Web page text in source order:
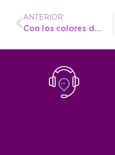
ANTERIOR
Con los colores de la patria a flor de piel se celebró el 5to encuentro de jubilados